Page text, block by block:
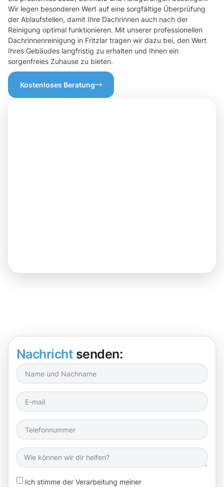
Wir legen besonderen Wert auf eine sorgfältige Überprüfung
der Ablaufstellen, damit Ihre Dachrinnen auch nach der
Reinigung optimal funktionieren. Mit unserer professionellen
Dachrinnenreinigung in Fritzlar tragen wir dazu bei, den Wert
Ihres Gebäudes langfristig zu erhalten und Ihnen ein
sorgenfreies Zuhause zu bieten.
Kostenloses Beratung
Nachricht senden:
Ich stimme der Verarbeitung meiner